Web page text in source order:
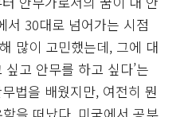
서 30대로 넘어가는 시점
많이 고민했는데, 그에 대
고 안무를 하고 싶다’는
법을 배웠지만, 여전히 뭔